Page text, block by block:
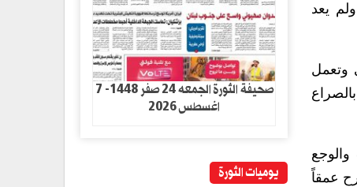
يعد
وتعمل
عمقاً
صحيفة الثورة الجمعه 24 صفر 1448- 7
اغسطس 2026
يوميات الثورة